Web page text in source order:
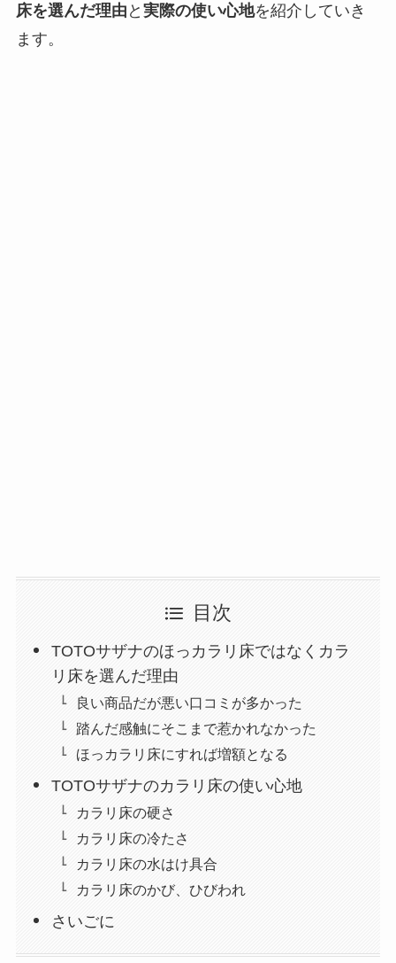
床を選んだ理由 と 実際の使い心地を紹介していき
ます。
目次
TOTOサザナのほっカラリ床ではなくカラ
リ床を選んだ理由
良い商品だが悪い口コミが多かった
踏んだ感触にそこまで惹かれなかった
ほっカラリ床にすれば増額となる
TOTOサザナのカラリ床の使い心地
カラリ床の硬さ
カラリ床の冷たさ
カラリ床の水はけ具合
カラリ床のかび、ひびわれ
さいごに